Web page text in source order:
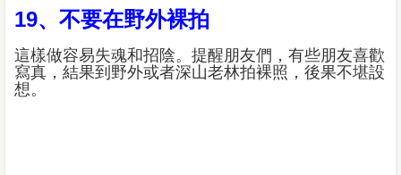
19、不要在野外裸拍
這樣做容易失魂和招陰。提醒朋友們，有些朋友喜歡
寫真，結果到野外或者深山老林拍裸照，後果不堪設
想。